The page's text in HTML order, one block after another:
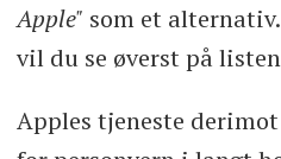
Apple" som et
vil du se øverst på
Apples tjeneste